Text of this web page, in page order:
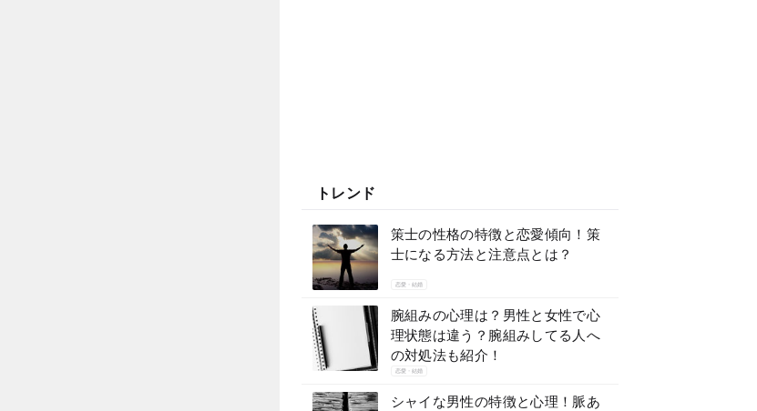
トレンド
策士の性格の特徴と恋愛傾向！策
士になる方法と注意点とは？
恋愛・結婚
腕組みの心理は？男性と女性で心
理状態は違う？腕組みしてる人へ
の対処法も紹介！
恋愛・結婚
シャイな男性の特徴と心理！脈あ